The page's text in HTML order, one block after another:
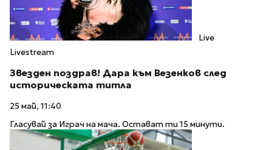
Live
Livestream
Звезден поздрав! Дара към Везенков след
историческата титла
25 май, 11:40
Гласувай за Играч на мача. Остават ти 15 минути.